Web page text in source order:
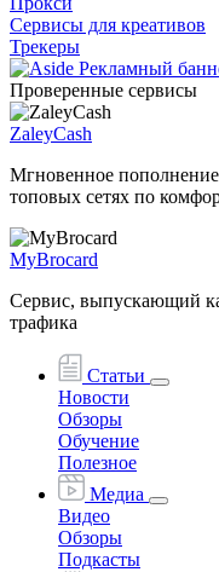
Сервисы для креативов
Трекеры
Проверенные сервисы
ZaleyCash
Мгновенное
топовых сетях по
MyBrocard
Сервис, выпускающий
трафика
Статьи
Новости
Обзоры
Обучение
Полезное
Медиа
Видео
Обзоры
Подкасты